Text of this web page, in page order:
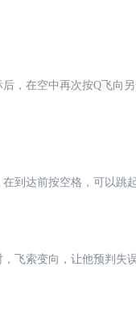
后，在空中再次按Q飞向
在到达前按空格，可以跳
飞索变向，让他预判失误